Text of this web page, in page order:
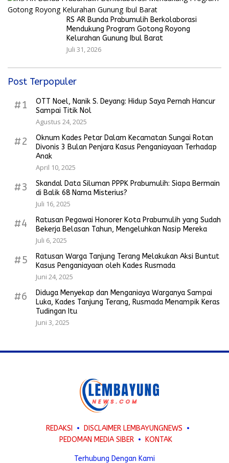
RS AR Bunda Prabumulih Berkolaborasi
Mendukung Program Gotong Royong
Kelurahan Gunung Ibul Barat
Juli 31, 2026
Post Terpopuler
#1
OTT Noel, Nanik S. Deyang: Hidup Saya Pernah Hancur
Sampai Titik Nol
Agustus 24, 2025
#2
Oknum Kades Petar Dalam Kecamatan Sungai Rotan
Divonis 3 Bulan Penjara Kasus Penganiayaan Terhadap
Anak
April 10, 2025
#3
Skandal Data Siluman PPPK Prabumulih: Siapa Bermain
di Balik 68 Nama Misterius?
Juli 16, 2025
#4
Ratusan Pegawai Honorer Kota Prabumulih yang Sudah
Bekerja Belasan Tahun, Mengeluhkan Nasip Mereka
Juli 6, 2025
#5
Ratusan Warga Tanjung Terang Melakukan Aksi Buntut
Kasus Penganiayaan oleh Kades Rusmada
Juni 24, 2025
#6
Diduga Menyekap dan Menganiaya Warganya Sampai
Luka, Kades Tanjung Terang, Rusmada Menampik Keras
Tudingan Itu
Juni 3, 2025
REDAKSI
DISCLAIMER LEMBAYUNGNEWS
PEDOMAN MEDIA SIBER
KONTAK
Terhubung Dengan Kami